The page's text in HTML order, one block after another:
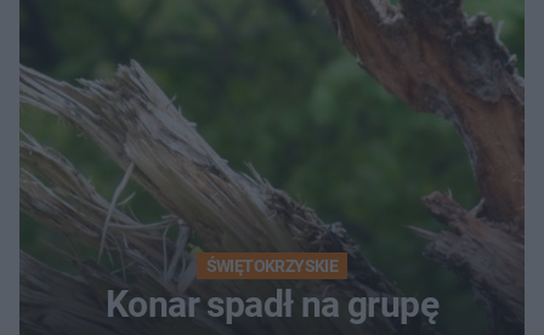
ŚWIĘTOKRZYSKIE
Konar spadł na grupę